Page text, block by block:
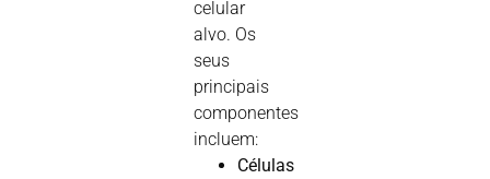
celular
alvo. Os
seus
principais
componentes
incluem:
Células